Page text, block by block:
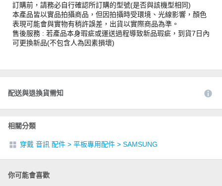
訂購前，請務必自行確認所訂購的型號(是否與該機型相同)
本產品皆以實品拍攝商品，但因拍攝時受環境、光線影響，顏色
表現可能會與實物有稍許誤差，出貨以實際商品為準。
售後服務 : 若產品本身瑕疵或運送過程導致新品瑕疵，到貨7日內
可更換新品(不包含人為因素損壞)
配送與退換貨需知
相關分類
穿戴 音訊 配件 > 平板專用配件 > SAMSUNG
你可能會喜歡